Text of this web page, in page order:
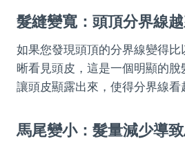
髮縫變寬：頭頂分界線
如果您發現頭頂的分界線變得
晰看見頭皮，這是一個明顯的
讓頭皮顯露出來，使得分界線看
馬尾變小：髮量減少導